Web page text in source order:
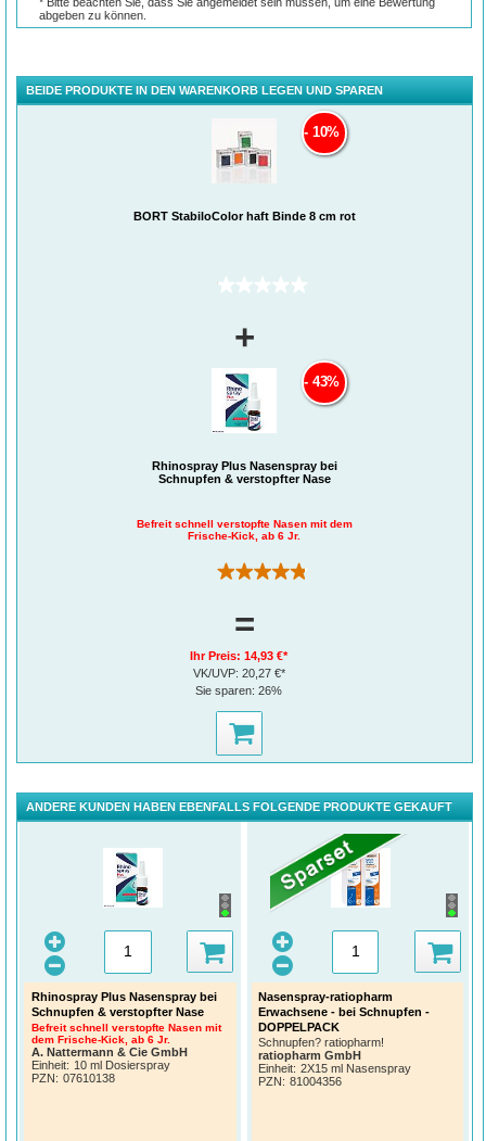
BEIDE PRODUKTE IN DEN WARENKORB LEGEN UND SPAREN
BORT StabiloColor haft Binde 8 cm rot
(0)
10%
+
Rhinospray Plus Nasenspray bei
Schnupfen & verstopfter Nase
Befreit schnell verstopfte Nasen mit dem
Frische-Kick, ab 6 Jr.
(311)
43%
=
Ihr Preis:14,93 €*
VK/UVP: 20,27 €*
Sie sparen:26%
ANDERE KUNDEN HABEN EBENFALLS FOLGENDE PRODUKTE GEKAUFT
Rhinospray Plus Nasenspray bei
Schnupfen & verstopfter Nase
Befreit schnell verstopfte Nasen mit
dem Frische-Kick, ab 6 Jr.
A. Nattermann & Cie GmbH
Einheit: 10 ml Dosierspray
PZN: 07610138
Nasenspray-ratiopharm
Erwachsene - bei Schnupfen -
DOPPELPACK
Schnupfen? ratiopharm!
ratiopharm GmbH
Einheit: 2X15 ml Nasenspray
PZN: 81004356